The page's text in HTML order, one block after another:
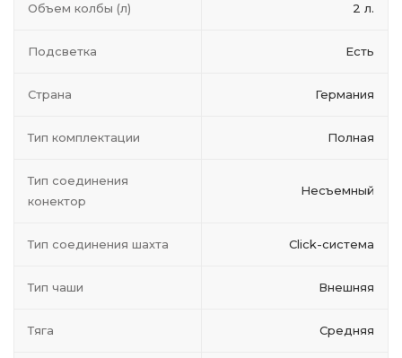
Объем колбы (л) 2 л.
Подсветка Есть
Страна Германия
Тип комплектации Полная
Тип соединения
конектор
Несъемный
Тип соединения шахта Click-система
Тип чаши Внешняя
Тяга Средняя